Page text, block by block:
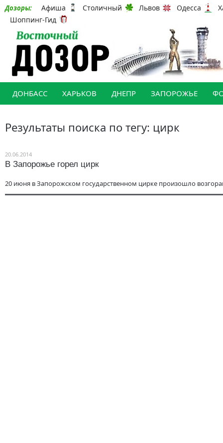
Дозоры: Афиша Столичный Львов Одесса
Шоппинг-Гид
ДОНБАСС ХАРЬКОВ ДНЕПР ЗАПОРОЖЬЕ
Результаты поиска по тегу: цирк
20.06.2014
В Запорожье горел цирк
20 июня в Запорожском государственном цирке произошло